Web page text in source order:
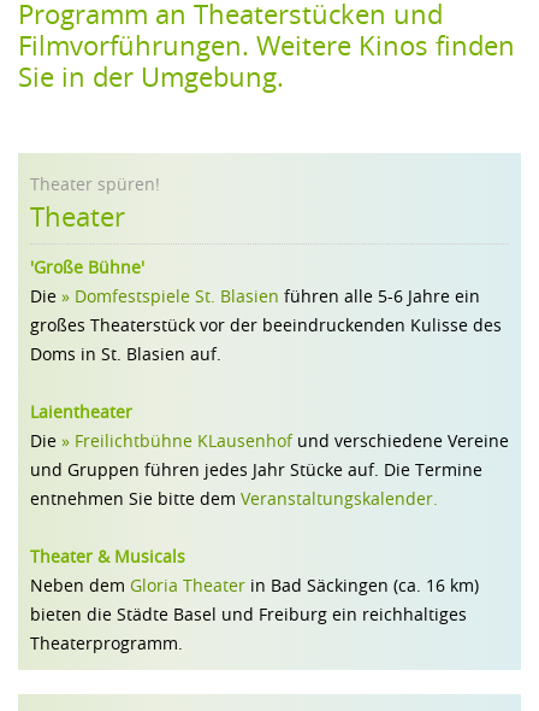
FAMILIE
GEWERBE
Programm an Theaterstücken und
Filmvorführungen. Weitere Kinos finden
Sie in der Umgebung.
Theater spüren!
Theater
'Große Bühne'
Die » Domfestspiele St. Blasien führen alle 5-6 Jahre ein
großes Theaterstück vor der beeindruckenden Kulisse des
Doms in St. Blasien auf.
Laientheater
Die » Freilichtbühne KLausenhofund verschiedene Vereine
und Gruppen führen jedes Jahr Stücke auf. Die Termine
entnehmen Sie bitte dem Veranstaltungskalender.
Theater & Musicals
Neben dem Gloria Theater in Bad Säckingen (ca. 16 km)
bieten die Städte Basel und Freiburg ein reichhaltiges
Theaterprogramm.